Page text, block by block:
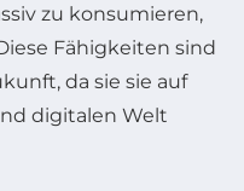
zu konsumieren,
Fähigkeiten sind
da sie sie auf
digitalen Welt